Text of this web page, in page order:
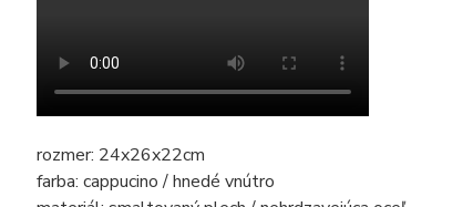
rozmer: 24x26x22cm
farba: cappucino / hnedé vnútro